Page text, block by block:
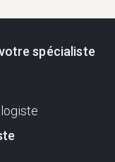
spécialiste